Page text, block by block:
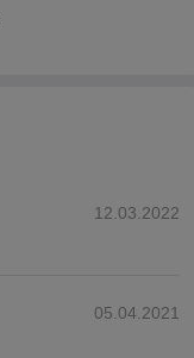
12.03.2022
05.04.2021